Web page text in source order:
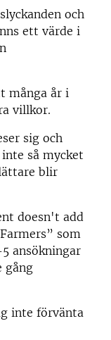
och
ett värde i
många år i
villkor.
sig och
så mycket
blir
doesn't add
som
ansökningar
gång
inte förvänta